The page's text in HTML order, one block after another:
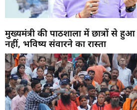
मुख्यमंत्री की पाठशाला में छात्रों से
नहीं, भविष्य संवारने का रास्ता